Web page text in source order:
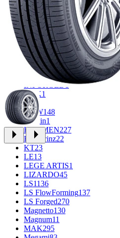
CROSS_STREET 30
Eurodisk 1
FF33
FR REPLICA2
GR34
Grizzly3
iFree1014
iFree Original53
Ikon1
INFORGED1
K&K1
K72
KDW148
Keskin1
KHOMEN227
Kronprinz22
KT23
LE13
LEGE ARTIS1
LIZARDO45
LS1136
LS FlowForming137
LS Forged270
Magnetto130
Magnum11
MAK295